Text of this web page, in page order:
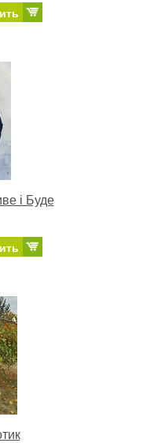
і Буде